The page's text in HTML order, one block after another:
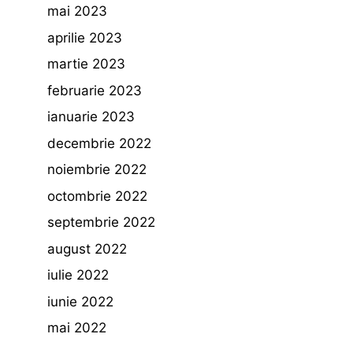
mai 2023
aprilie 2023
martie 2023
februarie 2023
ianuarie 2023
decembrie 2022
noiembrie 2022
octombrie 2022
septembrie 2022
august 2022
iulie 2022
iunie 2022
mai 2022